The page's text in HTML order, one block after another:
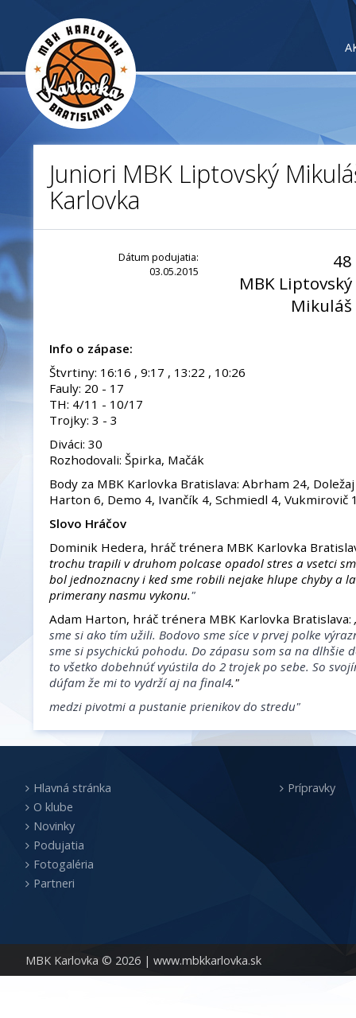
Juniori MBK Liptovský
Karlovka
Dátum podujatia:
03.05.2015
48
MBK Liptovský
Mikuláš
Info o zápase:
Štvrtiny: 16:16 , 9:17 , 13:22 , 10:26
Fauly: 20 - 17
TH: 4/11 - 10/17
Trojky: 3 - 3
Diváci: 30
Rozhodovali: Špirka, Mačák
Body za MBK Karlovka Bratislava: Abrham 24,
Harton 6, Demo 4, Ivančík 4, Schmiedl 4, Vukmirovič
Slovo Hráčov
Dominik Hedera, hráč trénera MBK Karlovka
trochu trapili v druhom polcase opadol stres a vsetci
bol jednoznacny i ked sme robili nejake hlupe chyby a
primerany nasmu vykonu."
Adam Harton, hráč trénera MBK Karlovka Bratislava:
sme si ako tím užili. Bodovo sme síce v prvej polke
sme si psychickú pohodu. Do zápasu som sa na dlhšie
to všetko dobehnúť vyústila do 2 trojek po sebe. So
dúfam že mi to vydrží aj na final4."
medzi pivotmi a pustanie prienikov do stredu"
MBK Karlovka © 2026 | www.mbkkarlovka.sk
Hlavná stránka
O klube
Novinky
Podujatia
Fotogaléria
Partneri
Prípravky